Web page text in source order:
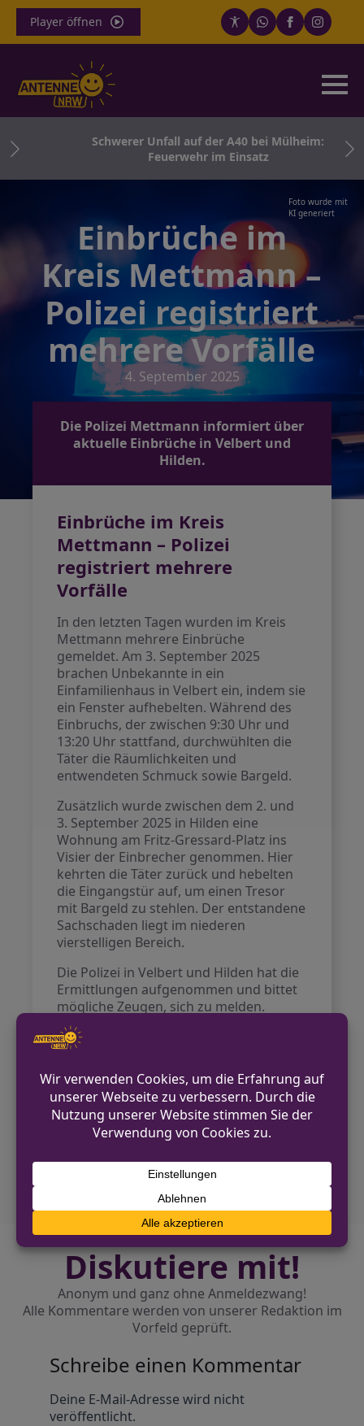
Player öffnen
Schwerer Unfall auf der A40 bei Mülheim:
Feuerwehr im Einsatz
Foto wurde mit
KI generiert
Einbrüche im
Kreis Mettmann –
Polizei registriert
mehrere Vorfälle
4. September 2025
Die Polizei Mettmann informiert über
aktuelle Einbrüche in Velbert und
Hilden.
Einbrüche im Kreis
Mettmann – Polizei
registriert mehrere
Vorfälle
In den letzten Tagen wurden im Kreis
Mettmann mehrere Einbrüche
gemeldet. Am 3. September 2025
brachen Unbekannte in ein
Einfamilienhaus in Velbert ein, indem sie
ein Fenster aufhebelten. Während des
Einbruchs, der zwischen 9:30 Uhr und
13:20 Uhr stattfand, durchwühlten die
Täter die Räumlichkeiten und
entwendeten Schmuck sowie Bargeld.
Zusätzlich wurde zwischen dem 2. und
3. September 2025 in Hilden eine
Wohnung am Fritz-Gressard-Platz ins
Visier der Einbrecher genommen. Hier
kehrten die Täter zurück und hebelten
die Eingangstür auf, um einen Tresor
mit Bargeld zu stehlen. Der entstandene
Sachschaden liegt im niederen
vierstelligen Bereich.
Die Polizei in Velbert und Hilden hat die
Ermittlungen aufgenommen und bittet
mögliche Zeugen, sich zu melden.
VORHERIGER BEITRAG
Straßensperrung in Bahnhof-Reken nach
Unfall aufgehoben
NÄCHSTER BEITRAG
Anlagebetrug im Kreis Coesfeld: 74-Jähriger
Diskutiere mit!
Anonym und ganz ohne Anmeldezwang!
Alle Kommentare werden von unserer Redaktion im
Vorfeld geprüft.
Schreibe einen Kommentar
Deine E-Mail-Adresse wird nicht
veröffentlicht.